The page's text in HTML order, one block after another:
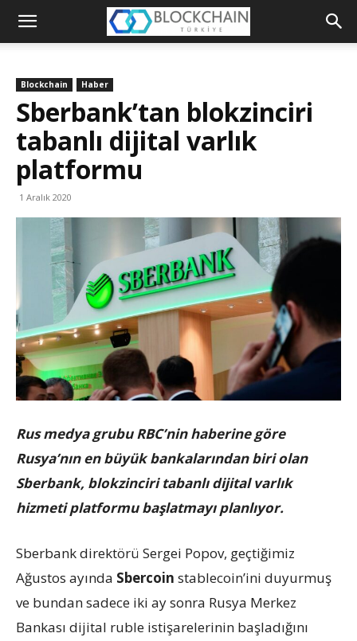
Blockchain
Platformu
Blockchain Haber
Sberbank’tan blokzinciri
tabanlı dijital varlık
platformu
1 Aralık 2020
Rus medya grubu RBC’nin haberine göre
Rusya’nın en büyük bankalarından biri olan
Sberbank, blokzinciri tabanlı dijital varlık
hizmeti platformu başlatmayı planlıyor.
Sberbank direktörü Sergei Popov, geçtiğimiz
Ağustos ayında Sbercoin stablecoin’ini duyurmuş
ve bundan sadece iki ay sonra Rusya Merkez
Bankası dijital ruble istişarelerinin başladığını